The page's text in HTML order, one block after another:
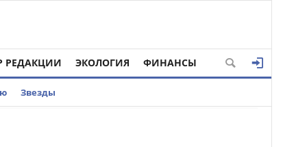
РЕДАКЦИИ ЭКОЛОГИЯ ФИНАНСЫ
Звезды